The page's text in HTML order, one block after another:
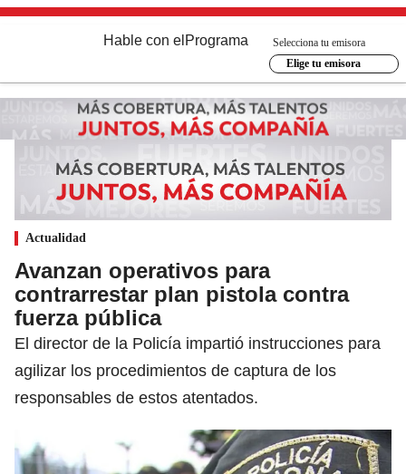
Hable con el Programa
Selecciona tu emisora
Elige tu emisora
Actualidad
Avanzan operativos para
contrarrestar plan pistola contra
fuerza pública
El director de la Policía impartió instrucciones para
agilizar los procedimientos de captura de los
responsables de estos atentados.